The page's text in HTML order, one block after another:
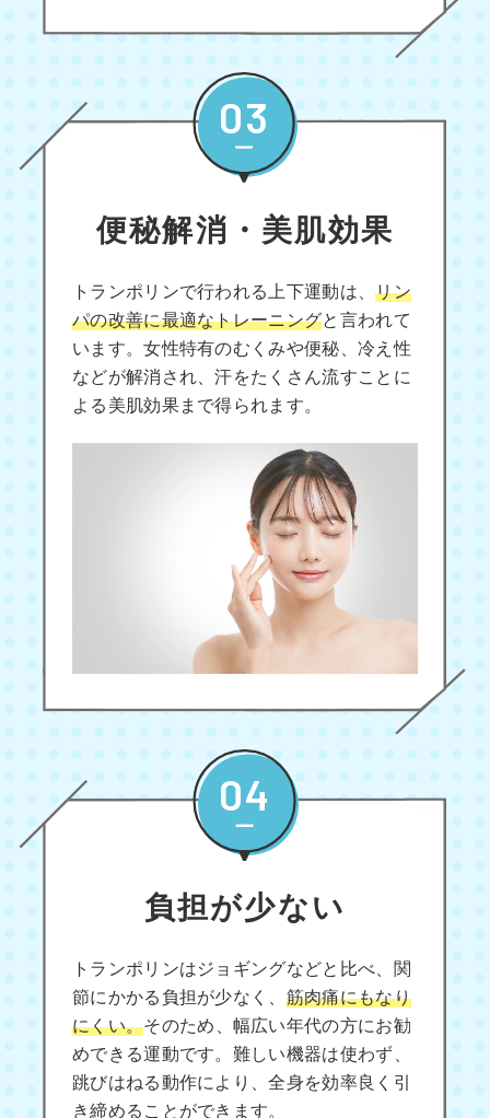
03
便秘解消・美肌効果
トランポリンで行われる上下運動は、リン
パの改善に最適なトレーニングと言われて
います。女性特有のむくみや便秘、冷え性
などが解消され、汗をたくさん流すことに
よる美肌効果まで得られます。
04
負担が少ない
トランポリンはジョギングなどと比べ、関
節にかかる負担が少なく、 筋肉痛にもなり
にくい。そのため、幅広い年代の方にお勧
めできる運動です。難しい機器は使わず、
跳びはねる動作により、全身を効率良く引
き締めることができます。